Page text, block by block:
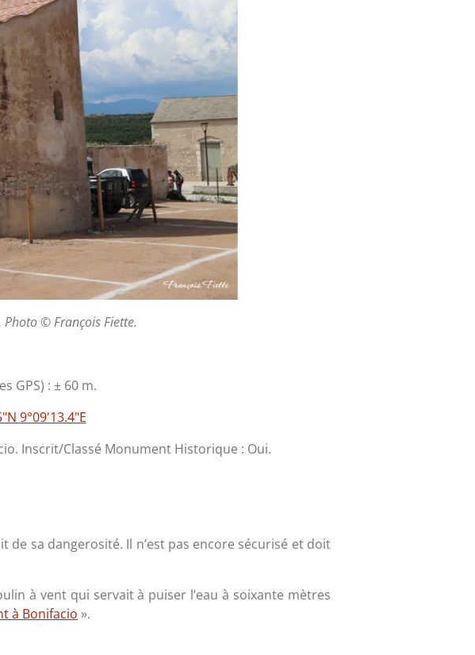
© François Fiette.
GPS) : ± 60 m.
9°09'13.4"E
Inscrit/Classé Monument Historique : Oui.
sa dangerosité. Il n’est pas encore sécurisé et doit
à vent qui servait à puiser l’eau à soixante mètres
à Bonifacio ».